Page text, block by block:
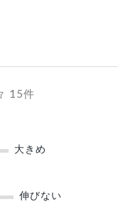
15件
大きめ
伸びない